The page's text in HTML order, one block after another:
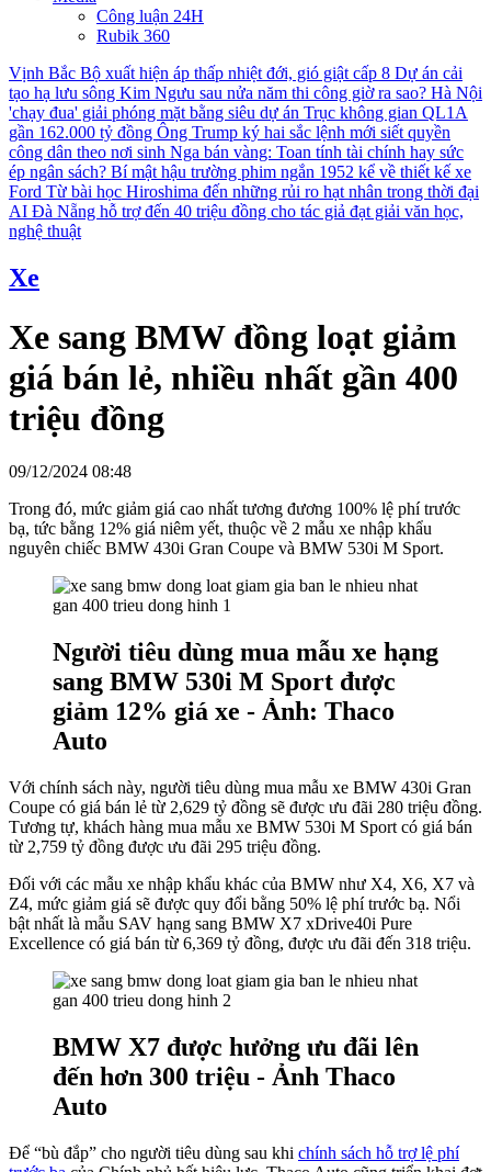
Công luận 24H
Rubik 360
Vịnh Bắc Bộ xuất hiện áp thấp nhiệt đới, gió giật cấp 8 Dự án cải
tạo hạ lưu sông Kim Ngưu sau nửa năm thi công giờ ra sao? Hà Nội
'chạy đua' giải phóng mặt bằng siêu dự án Trục không gian QL1A
gần 162.000 tỷ đồng Ông Trump ký hai sắc lệnh mới siết quyền
công dân theo nơi sinh Nga bán vàng: Toan tính tài chính hay sức
ép ngân sách? Bí mật hậu trường phim ngắn 1952 kể về thiết kế xe
Ford Từ bài học Hiroshima đến những rủi ro hạt nhân trong thời đại
AI Đà Nẵng hỗ trợ đến 40 triệu đồng cho tác giả đạt giải văn học,
nghệ thuật
Xe
Xe sang BMW đồng loạt giảm
giá bán lẻ, nhiều nhất gần 400
triệu đồng
09/12/2024 08:48
Trong đó, mức giảm giá cao nhất tương đương 100% lệ phí trước
bạ, tức bằng 12% giá niêm yết, thuộc về 2 mẫu xe nhập khẩu
nguyên chiếc BMW 430i Gran Coupe và BMW 530i M Sport.
Người tiêu dùng mua mẫu xe hạng
sang BMW 530i M Sport được
giảm 12% giá xe - Ảnh: Thaco
Auto
Với chính sách này, người tiêu dùng mua mẫu xe BMW 430i Gran
Coupe có giá bán lẻ từ 2,629 tỷ đồng sẽ được ưu đãi 280 triệu đồng.
Tương tự, khách hàng mua mẫu xe BMW 530i M Sport có giá bán
từ 2,759 tỷ đồng được ưu đãi 295 triệu đồng.
Đối với các mẫu xe nhập khẩu khác của BMW như X4, X6, X7 và
Z4, mức giảm giá sẽ được quy đổi bằng 50% lệ phí trước bạ. Nổi
bật nhất là mẫu SAV hạng sang BMW X7 xDrive40i Pure
Excellence có giá bán từ 6,369 tỷ đồng, được ưu đãi đến 318 triệu.
BMW X7 được hưởng ưu đãi lên
đến hơn 300 triệu - Ảnh Thaco
Auto
Để “bù đắp” cho người tiêu dùng sau khi chính sách hỗ trợ lệ phí